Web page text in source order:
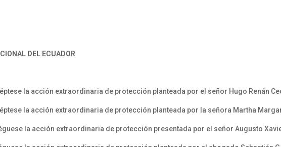
DEL ECUADOR
la acción extraordinaria de protección planteada por el señor Hugo Renán
la acción extraordinaria de protección planteada por la señora Martha
la acción extraordinaria de protección presentada por el señor Augusto